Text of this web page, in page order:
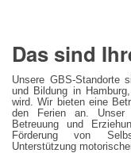
Das sind
Unsere GBS-Standorte
und Bildung in
wird. Wir bieten eine
den Ferien an. Unser
Betreuung und
Förderung von
Unterstützung